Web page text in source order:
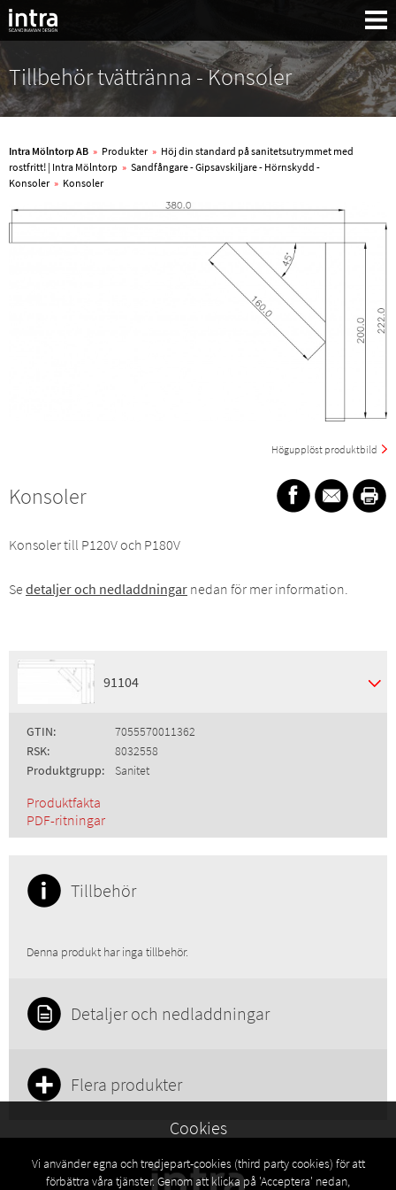
Tillbehör tvättränna - Konsoler
Intra Mölntorp AB » Produkter » Höj din standard på sanitetsutrymmet med
rostfritt! | Intra Mölntorp » Sandfångare - Gipsavskiljare - Hörnskydd -
Konsoler » Konsoler
Högupplöst produktbild
Konsoler
Konsoler till P120V och P180V
Se detaljer och nedladdningar nedan för mer information.
91104
GTIN:
7055570011362
RSK:
8032558
Produktgrupp:
Sanitet
Produktfakta
PDF-ritningar
Tillbehör
Denna produkt har inga tillbehör.
Detaljer och nedladdningar
Flera produkter
Cookies
Vi använder egna och tredjepart-cookies (third party cookies) för att
förbättra våra tjänster. Genom att klicka på 'Acceptera' nedan,